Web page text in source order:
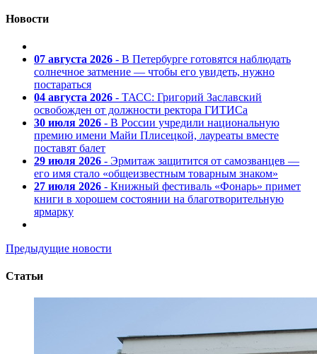
Новости
07 августа 2026 - В Петербурге готовятся наблюдать
солнечное затмение — чтобы его увидеть, нужно
постараться
04 августа 2026 - ТАСС: Григорий Заславский
освобожден от должности ректора ГИТИСа
30 июля 2026 - В России учредили национальную
премию имени Майи Плисецкой, лауреаты вместе
поставят балет
29 июля 2026 - Эрмитаж защитится от самозванцев —
его имя стало «общеизвестным товарным знаком»
27 июля 2026 - Книжный фестиваль «Фонарь» примет
книги в хорошем состоянии на благотворительную
ярмарку
Предыдущие новости
Статьи